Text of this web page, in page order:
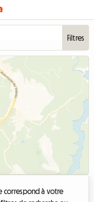
Filtres
correspond à votre